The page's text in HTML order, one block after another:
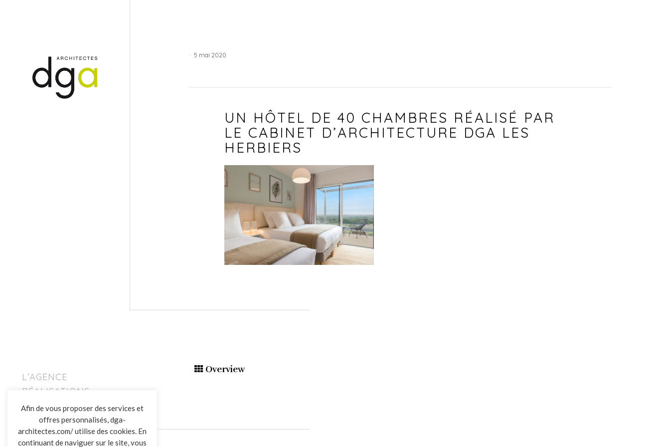
L’AGENCE
RÉALISATIONS
ACTUALITÉS
CONTACT
· 5 mai 2020
UN HÔTEL DE 40 CHAMBRES RÉALISÉ PAR
LE CABINET D’ARCHITECTURE DGA LES
HERBIERS
Overview
Afin de vous proposer des services et
offres personnalisés, dga-
architectes.com/ utilise des cookies. En
continuant de naviguer sur le site, vous